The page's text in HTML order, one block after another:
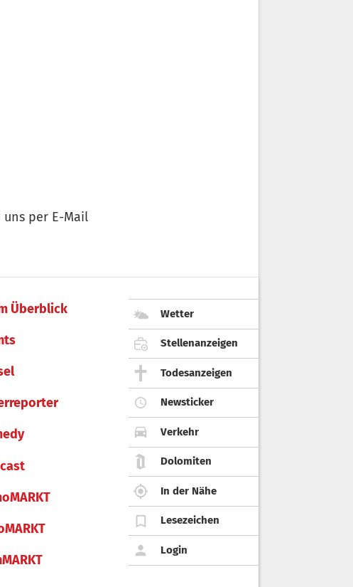
uns per E-Mail
Überblick Wetter
Stellenanzeigen
Todesanzeigen
Newsticker
Verkehr
Dolomiten
In der Nähe
Lesezeichen
Login